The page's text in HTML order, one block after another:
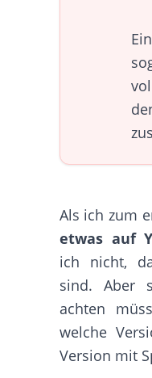
Als ich zum
etwas auf
ich nicht,
sind. Aber
achten
welche
Version mit